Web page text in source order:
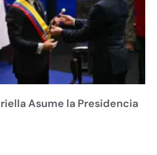
Asume la Presidencia